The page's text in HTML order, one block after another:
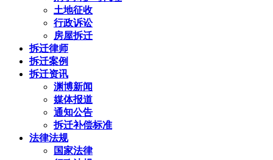
土地征收
行政诉讼
房屋拆迁
拆迁律师
拆迁案例
拆迁资讯
渊博新闻
媒体报道
通知公告
拆迁补偿标准
法律法规
国家法律